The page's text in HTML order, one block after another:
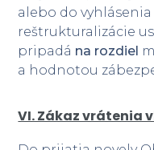
alebo do
reštrukturalizácie
pripadá na rozdiel
a hodnotou
VI. Zákaz vrátenia